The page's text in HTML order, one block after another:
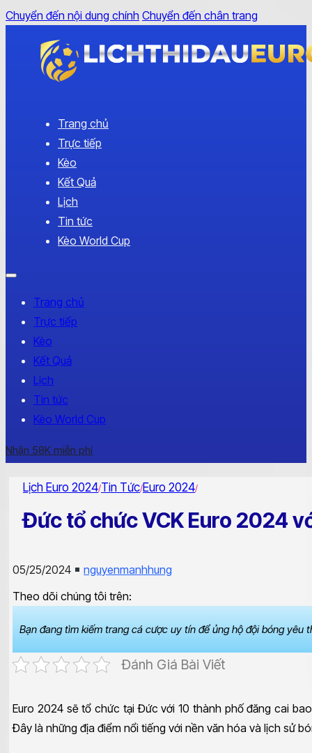
Chuyển đến nội dung chính Chuyển đến chân trang
Trang chủ
Trực tiếp
Kèo
Kết Quả
Lịch
Tin tức
Kèo World Cup
Trang chủ
Trực tiếp
Kèo
Kết Quả
Lịch
Tin tức
Kèo World Cup
Nhận 58K miễn phí
Lịch Euro 2024/Tin Tức/Euro 2024/
Đức tổ chức VCK Euro 2024
05/25/2024
nguyenmanhhung
Theo dõi chúng tôi trên:
Bạn đang tìm kiếm trang cá cược uy tín để ủng hộ đội bóng
Đánh Giá Bài Viết
Euro 2024 sẽ tổ chức tại Đức với 10 thành phố đăng cai
Đây là những địa điểm nổi tiếng với nền văn hóa và lịch sử